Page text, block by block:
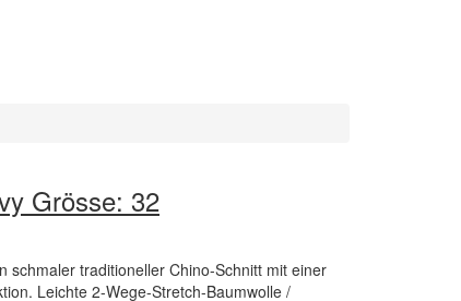
Grösse: 32
schmaler traditioneller Chino-Schnitt mit einer
Leichte 2-Wege-Stretch-Baumwolle /